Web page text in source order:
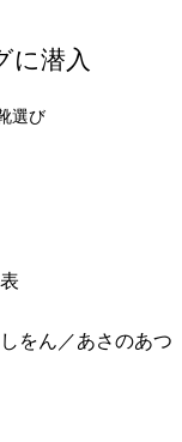
に潜入
選び
をん／あさのあつ